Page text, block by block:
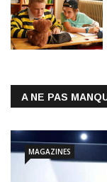
A NE PAS
MAGAZINES